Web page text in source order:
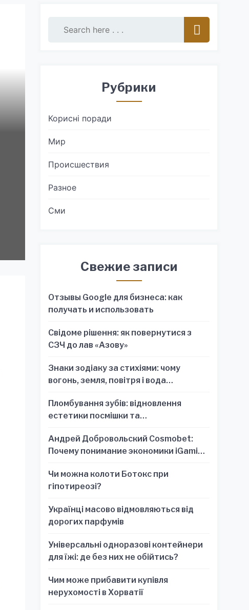
Рубрики
Корисні поради
Мир
Происшествия
Разное
Сми
Свежие записи
Отзывы Google для бизнеса: как
получать и использовать
Свідоме рішення: як повернутися з
СЗЧ до лав «Азову»
Знаки зодіаку за стихіями: чому
вогонь, земля, повітря і вода
знак
Пломбування зубів: відновлення
естетики посмішки та
Андрей Добровольский Cosmobet:
Почему понимание экономики iGaming
решений
Чи можна колоти Ботокс при
гіпотиреозі?
Українці масово відмовляються від
дорогих парфумів
Універсальні одноразові контейнери
для їжі: де без них не обійтись?
Чим може прибавити купівля
нерухомості в Хорватії